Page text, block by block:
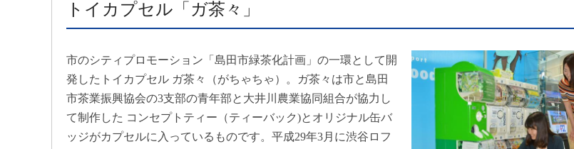
トイカプセル「ガ茶々」
市のシティプロモーション「島田市緑茶化計画」の一環として開
発したトイカプセル ガ茶々（がちゃちゃ）。ガ茶々は市と島田
市茶業振興協会の3支部の青年部と大井川農業協同組合が協力し
て制作した コンセプトティー（ティーバック)とオリジナル缶バ
ッジがカプセルに入っているものです。平成29年3月に渋谷ロフ